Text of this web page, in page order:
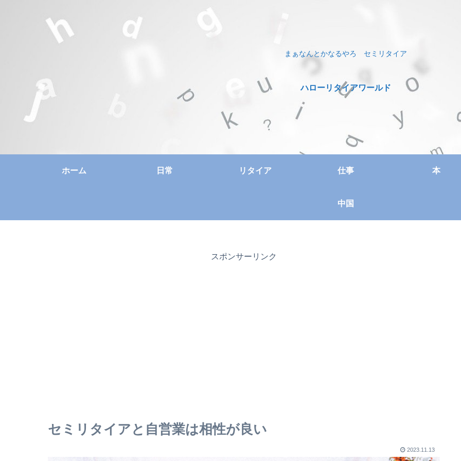
まぁなんとかなるやろ セミリタイア
ハローリタイアワールド
ホーム 日常 リタイア 仕事 本
中国
スポンサーリンク
セミリタイアと自営業は相性が良い
2023.11.13